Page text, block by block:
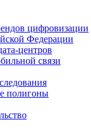
цифровизации
Федерации
центров
связи
полигоны